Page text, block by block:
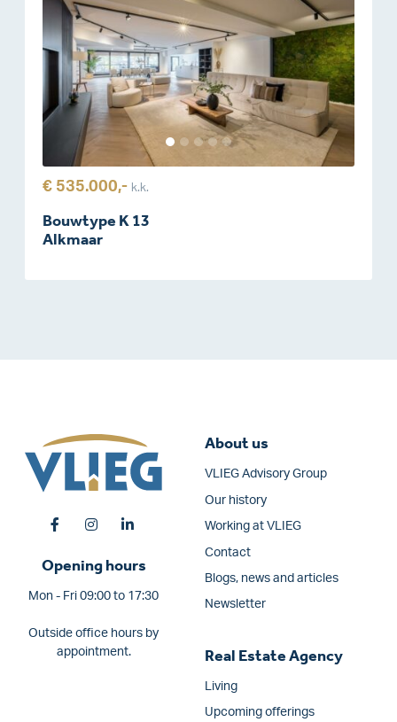
€ 535.000,- k.k.
Bouwtype K 13
Alkmaar
Opening hours
Mon - Fri 09:00 to 17:30
Outside office hours by
appointment.
About us
VLIEG Advisory Group
Our history
Working at VLIEG
Contact
Blogs, news and articles
Newsletter
Real Estate Agency
Living
Upcoming offerings